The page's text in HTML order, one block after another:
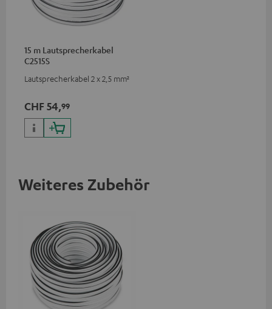
15 m Lautsprecherkabel
C2515S
Lautsprecherkabel 2 x 2,5 mm²
CHF 54,99
Weiteres Zubehör